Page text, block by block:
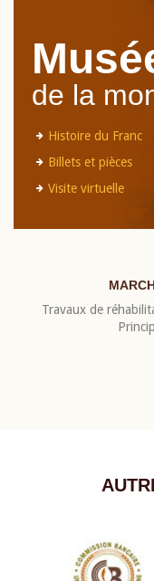
de la
Histoire du Franc
Billets et pièces
Visite virtuelle
Travaux de